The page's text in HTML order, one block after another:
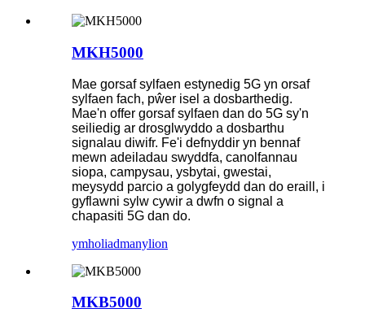
MKH5000
Mae gorsaf sylfaen estynedig 5G yn orsaf
sylfaen fach, pŵer isel a dosbarthedig.
Mae'n offer gorsaf sylfaen dan do 5G sy'n
seiliedig ar drosglwyddo a dosbarthu
signalau diwifr. Fe'i defnyddir yn bennaf
mewn adeiladau swyddfa, canolfannau
siopa, campysau, ysbytai, gwestai,
meysydd parcio a golygfeydd dan do eraill, i
gyflawni sylw cywir a dwfn o signal a
chapasiti 5G dan do.
ymholiadmanylion
MKB5000